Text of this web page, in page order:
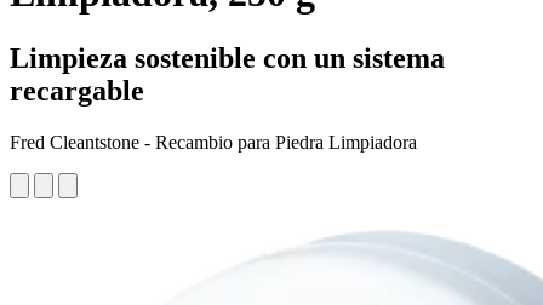
Limpieza sostenible con un sistema
recargable
Fred Cleantstone - Recambio para Piedra Limpiadora